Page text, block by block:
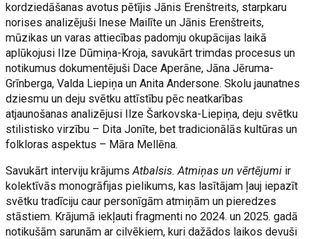
kordziedāšanas avotus pētījis Jānis Erenštreits, starpkaru
norises analizējuši Inese Mailīte un Jānis Erenštreits,
mūzikas un varas attiecības padomju okupācijas laikā
aplūkojusi Ilze Dūmiņa-Kroja, savukārt trimdas procesus un
notikumus dokumentējuši Dace Aperāne, Jāna Jēruma-
Grīnberga, Valda Liepiņa un Anita Andersone. Skolu jaunatnes
dziesmu un deju svētku attīstību pēc neatkarības
atjaunošanas analizējusi Ilze Šarkovska-Liepiņa, deju svētku
stilistisko virzību – Dita Jonīte, bet tradicionālās kultūras un
folkloras aspektus – Māra Mellēna.
Savukārt interviju krājumsAtbalsis. Atmiņas un vērtējumi ir
kolektīvās monogrāfijas pielikums, kas lasītājam ļauj iepazīt
svētku tradīciju caur personīgām atmiņām un pieredzes
stāstiem. Krājumā iekļauti fragmenti no 2024. un 2025. gadā
notikušām sarunām ar cilvēkiem, kuri dažādos laikos devuši